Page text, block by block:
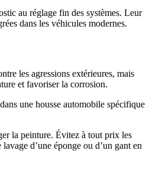
au réglage fin des systèmes. Leur
dans les véhicules modernes.
les agressions extérieures, mais
et favoriser la corrosion.
une housse automobile spécifique
la peinture. Évitez à tout prix les
d’une éponge ou d’un gant en